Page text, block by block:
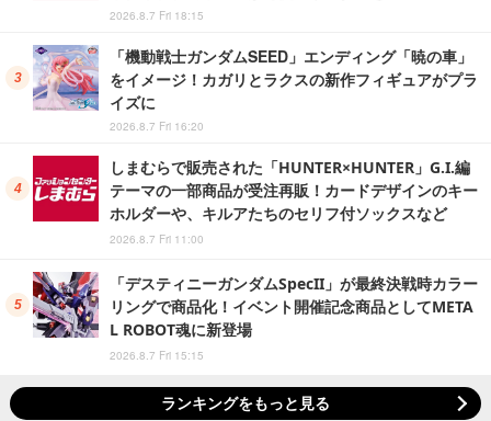
2026.8.7 Fri 18:15
「機動戦士ガンダムSEED」エンディング「暁の車」
をイメージ！カガリとラクスの新作フィギュアがプラ
イズに
2026.8.7 Fri 16:20
しまむらで販売された「HUNTER×HUNTER」G.I.編
テーマの一部商品が受注再販！カードデザインのキー
ホルダーや、キルアたちのセリフ付ソックスなど
2026.8.7 Fri 11:00
「デスティニーガンダムSpecII」が最終決戦時カラー
リングで商品化！イベント開催記念商品としてMETA
L ROBOT魂に新登場
2026.8.7 Fri 15:15
ランキングをもっと見る